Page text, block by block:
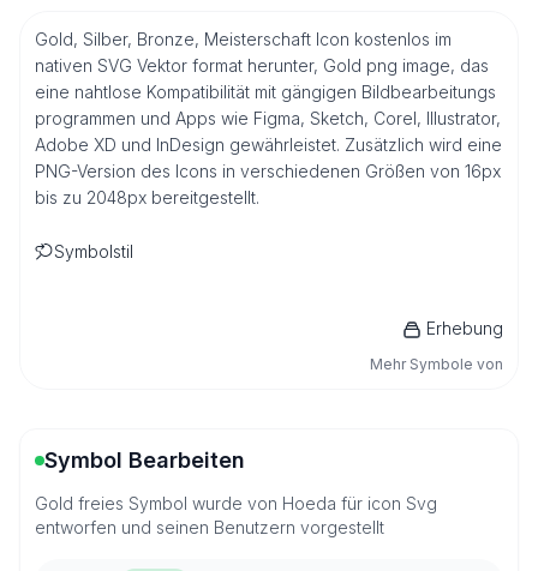
Gold, Silber, Bronze, Meisterschaft Icon kostenlos im
nativen SVG Vektor format herunter, Gold png image, das
eine nahtlose Kompatibilität mit gängigen Bildbearbeitungs
programmen und Apps wie Figma, Sketch, Corel, Illustrator,
Adobe XD und InDesign gewährleistet. Zusätzlich wird eine
PNG-Version des Icons in verschiedenen Größen von 16px
bis zu 2048px bereitgestellt.
Symbolstil
Erhebung
Mehr Symbole von
Symbol Bearbeiten
Gold freies Symbol wurde von Hoeda für icon Svg
entworfen und seinen Benutzern vorgestellt